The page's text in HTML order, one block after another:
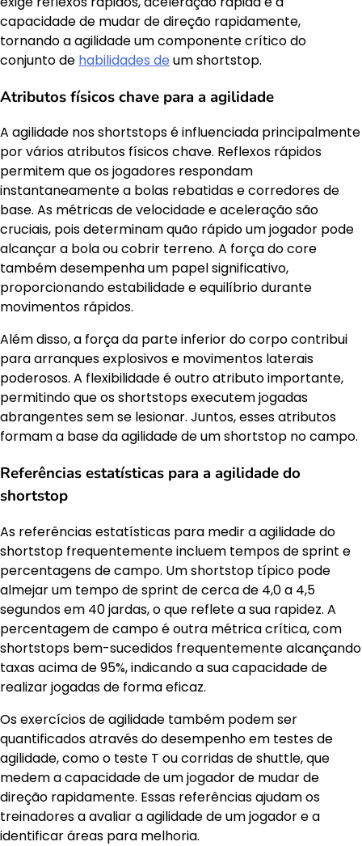
capacidade de mudar de direção rapidamente,
tornando a agilidade um componente crítico do
conjunto de habilidades de um shortstop.
Atributos físicos chave para a agilidade
A agilidade nos shortstops é influenciada principalmente
por vários atributos físicos chave. Reflexos rápidos
permitem que os jogadores respondam
instantaneamente a bolas rebatidas e corredores de
base. As métricas de velocidade e aceleração são
cruciais, pois determinam quão rápido um jogador pode
alcançar a bola ou cobrir terreno. A força do core
também desempenha um papel significativo,
proporcionando estabilidade e equilíbrio durante
movimentos rápidos.
Além disso, a força da parte inferior do corpo contribui
para arranques explosivos e movimentos laterais
poderosos. A flexibilidade é outro atributo importante,
permitindo que os shortstops executem jogadas
abrangentes sem se lesionar. Juntos, esses atributos
formam a base da agilidade de um shortstop no campo.
Referências estatísticas para a agilidade do
shortstop
As referências estatísticas para medir a agilidade do
shortstop frequentemente incluem tempos de sprint e
percentagens de campo. Um shortstop típico pode
almejar um tempo de sprint de cerca de 4,0 a 4,5
segundos em 40 jardas, o que reflete a sua rapidez. A
percentagem de campo é outra métrica crítica, com
shortstops bem-sucedidos frequentemente alcançando
taxas acima de 95%, indicando a sua capacidade de
realizar jogadas de forma eficaz.
Os exercícios de agilidade também podem ser
quantificados através do desempenho em testes de
agilidade, como o teste T ou corridas de shuttle, que
medem a capacidade de um jogador de mudar de
direção rapidamente. Essas referências ajudam os
treinadores a avaliar a agilidade de um jogador e a
identificar áreas para melhoria.